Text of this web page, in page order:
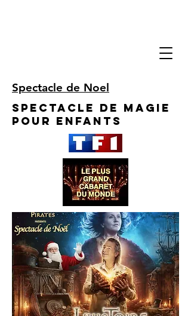
Spectacle de Noel
Spectacle de Magie
pour enfants